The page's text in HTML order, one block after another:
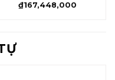
₫167,448,000